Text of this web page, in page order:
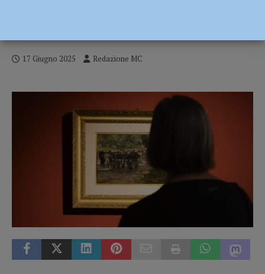
17 Giugno 2025 Redazione MC